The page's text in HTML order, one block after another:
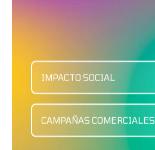
IMPACTO SOCIAL
CAMPAÑAS COMERCIALES